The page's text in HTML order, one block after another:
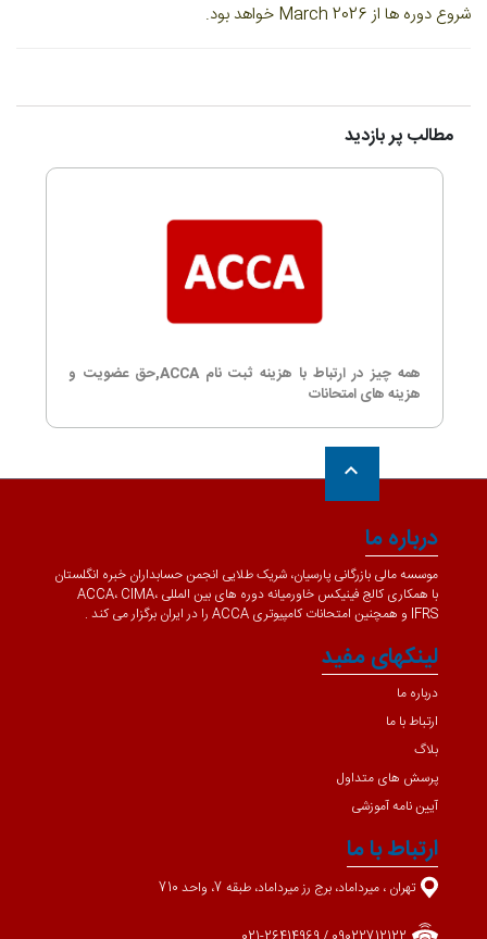
شروع دوره ها از March 2026 خواهد بود.
مطالب پر بازدید
همه چیز در ارتباط با هزینه ثبت نام ACCA,حق عضویت و
هزینه های امتحانات
keyboard_arrow_up
درباره ما
موسسه مالی بازرگانی پارسیان، شریک طلایی انجمن حسابداران خبره انگلستان
با همکاری کالج فینیکس خاورمیانه دوره های بین المللی ACCA، CIMA،
IFRS و همچنین امتحانات کامپیوتری ACCA را در ایران برگزار می کند .
لینکهای مفید
درباره ما
ارتباط با ما
بلاگ
پرسش های متداول
آیین نامه آموزشی
ارتباط با ما
تهران ، میرداماد، برج رز میرداماد، طبقه 7، واحد 710